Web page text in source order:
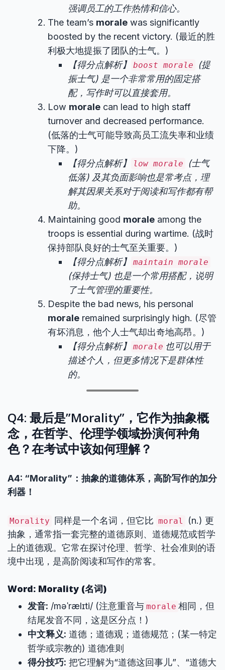
强调员工的工作热情和信心。
The team’s morale was significantly
boosted by the recent victory. (最近的胜
利极大地提振了团队的士气。)
【得分点解析】 boost morale
(提
振士气) 是一个非常常用的固定搭
配，写作时可以直接套用。
Low morale can lead to high staff
turnover and decreased performance.
(低落的士气可能导致高员工流失率和业绩
下降。)
【得分点解析】
low morale
(士气
低落) 及其负面影响也是常考点，理
解其因果关系对于阅读和写作都有帮
助。
Maintaining good morale among the
troops is essential during wartime. (战时
保持部队良好的士气至关重要。)
【得分点解析】 maintain morale
(保持士气) 也是一个常用搭配，说明
了士气管理的重要性。
Despite the bad news, his personal
morale remained surprisingly high. (尽管
有坏消息，他个人士气却出奇地高昂。)
【得分点解析】 morale 也可以用于
描述个人，但更多情况下是群体性
的。
Q4: 最后是”Morality”，它作为抽象概
念，在哲学、伦理学领域扮演何种角
色？在考试中该如何理解？
A4: “Morality”：抽象的道德体系，高阶写作的加分
利器！
Morality 同样是一个名词，但它比 moral
(n.) 更
抽象，通常指一套完整的道德原则、道德规范或哲学
上的道德观。它常在探讨伦理、哲学、社会准则的语
境中出现，是高阶阅读和写作的常客。
Word: Morality (名词)
发音: /məˈrælɪti/ (注意重音与 morale 相同，但
结尾发音不同，这是区分点！)
中文释义: 道德；道德观；道德规范；(某一特定
哲学或宗教的) 道德准则
得分技巧: 把它理解为“道德这回事儿”、“道德大